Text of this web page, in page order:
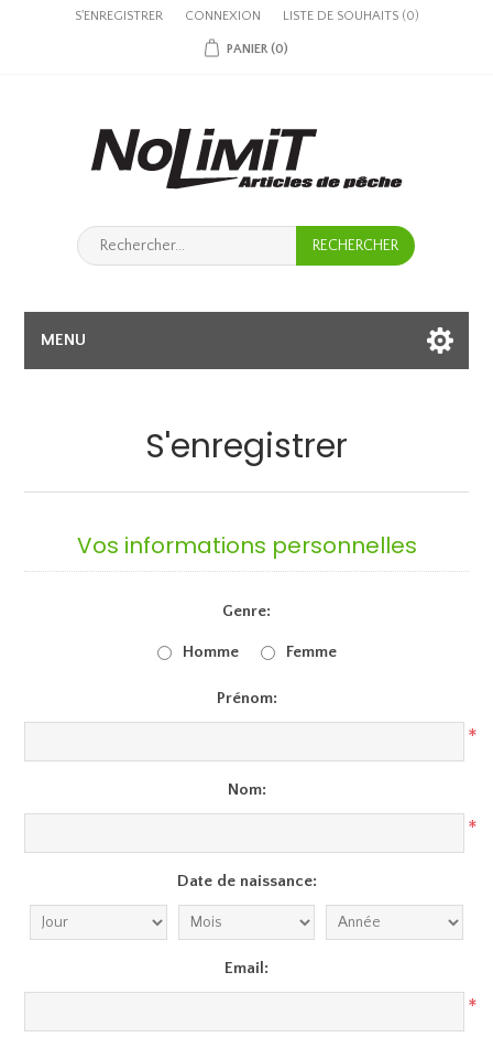
S'ENREGISTRER CONNEXION LISTE DE SOUHAITS (0)
PANIER (0)
MENU
S'enregistrer
Vos informations personnelles
Genre:
Homme Femme
Prénom:
*
Nom:
*
Date de naissance:
Email:
*